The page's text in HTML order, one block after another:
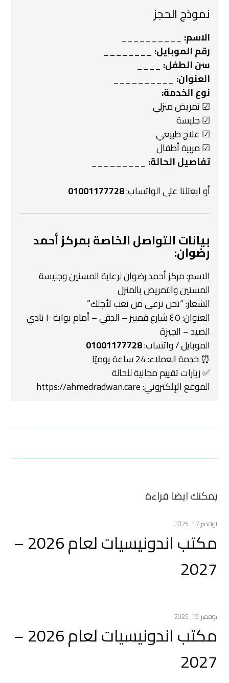
نموذج الحجز
الاسم: __________
رقم الموبايل: ________
سن الطفل: ____
العنوان: __________
نوع الخدمة:
☑ تمريض منزلي
☑ جليسة
☑ علاج طبيعي
☑ مربية أطفال
تفاصيل الحالة: _________
أو ابعتلنا على الواتساب:01001177728
بيانات التواصل الخاصةبمركز أحمد
رضوان:
الاسم: مركز أحمد رضوان لرعاية المسنين وجليسة
المسنين والتمريض بالمنزل
الشعار: “نحن نرعى من تعب لأجلك”
العنوان: ٤٥ شارع قمبيز – الدقي – أمام بوابة ١٠ نادي
الصيد – الجيزة
الموبايل / واتساب:01001177728
⏰ خدمة العملاء: 24 ساعة يوميًا
✅ زيارات تقييم مجانية للحالة
الموقع الإلكتروني:https://ahmedradwan.care
يمكنك ايضا قراءة
نوفمبر 17, 2025
مكتب اندونيسيات لعام 2026 –
2027
نوفمبر 15, 2025
مكتب اندونيسيات لعام 2026 –
2027